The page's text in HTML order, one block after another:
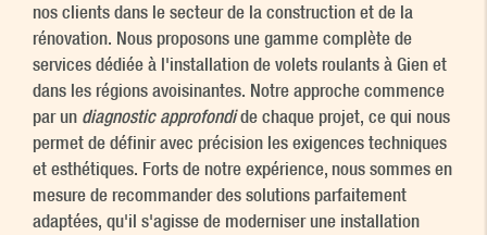
nos clients dans le secteur de la construction et de la
rénovation. Nous proposons une gamme complète de
services dédiée à l'installation de volets roulants à Gien et
dans les régions avoisinantes. Notre approche commence
par un diagnostic approfondide chaque projet, ce qui nous
permet de définir avec précision les exigences techniques
et esthétiques. Forts de notre expérience, nous sommes en
mesure de recommander des solutions parfaitement
adaptées, qu'il s'agisse de moderniser une installation